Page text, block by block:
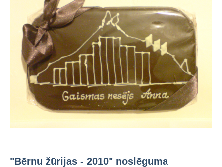
"Bērnu žūrijas - 2010" noslēguma